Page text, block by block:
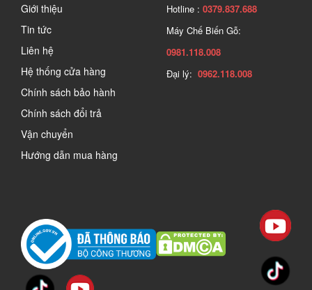
Giới thiệu
Tin tức
Liên hệ
Hệ thống cửa hàng
Chính sách bảo hành
Chính sách đổi trả
Vận chuyển
Hướng dẫn mua hàng
Hotline : 0379.837.688
Máy Chế Biến Gỗ:
0981.118.008
Đại lý: 0962.118.008